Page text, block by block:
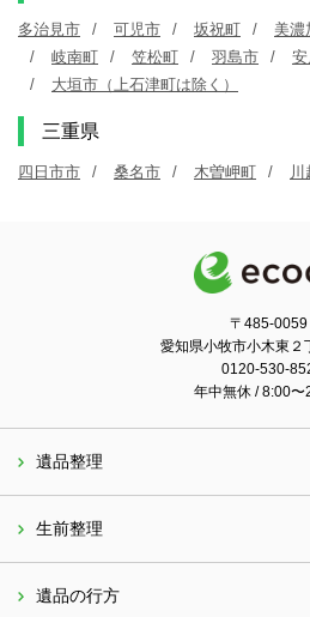
多治見市 可児市 坂祝町 美濃
岐南町
笠松町 羽島市
大垣市（上石津町は除く）
三重県
四日市市 桑名市 木曽岬町 川
〒485-0059
愛知県小牧市小木東２
0120-530-
年中無休 / 8:00〜
遺品整理
生前整理
遺品の行方